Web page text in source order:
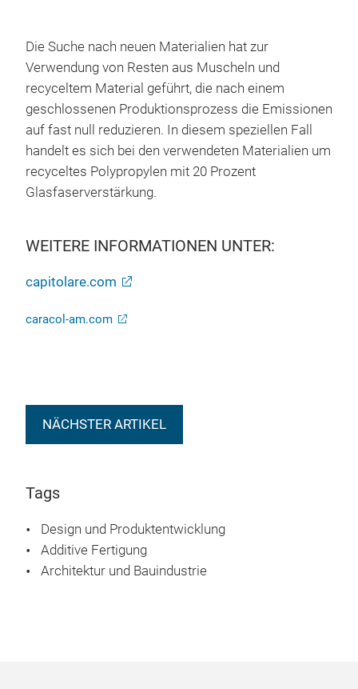
Die Suche nach neuen Materialien hat zur
Verwendung von Resten aus Muscheln und
recyceltem Material geführt, die nach einem
geschlossenen Produktionsprozess die Emissionen
auf fast null reduzieren. In diesem speziellen Fall
handelt es sich bei den verwendeten Materialien um
recyceltes Polypropylen mit 20 Prozent
Glasfaserverstärkung.
WEITERE INFORMATIONEN UNTER:
capitolare.com
caracol-am.com
NÄCHSTER ARTIKEL
Tags
Design und Produktentwicklung
Additive Fertigung
Architektur und Bauindustrie